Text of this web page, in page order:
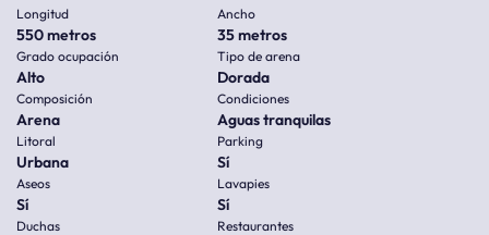
Longitud
550 metros
Ancho
35 metros
Grado ocupación
Alto
Tipo de arena
Dorada
Composición
Arena
Condiciones
Aguas tranquilas
Litoral
Urbana
Parking
Sí
Aseos
Sí
Lavapies
Sí
Duchas Restaurantes